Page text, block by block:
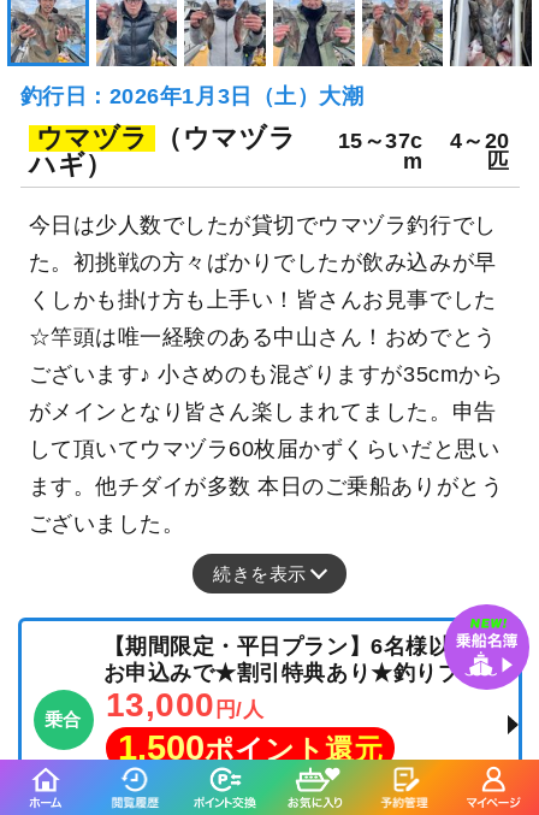
釣行日：2026年1月3日（土）大潮
ウマヅラ
（ウマヅラ
ハギ）
15～37c
m
4～20
匹
今日は少人数でしたが貸切でウマヅラ釣行でし
た。初挑戦の方々ばかりでしたが飲み込みが早
くしかも掛け方も上手い！皆さんお見事でした
☆竿頭は唯一経験のある中山さん！おめでとう
ございます♪ 小さめのも混ざりますが35cmから
がメインとなり皆さん楽しまれてました。申告
して頂いてウマヅラ60枚届かずくらいだと思い
ます。他チダイが多数 本日のご乗船ありがとう
ございました。
続きを表示
乗合
【期間限定・平日プラン】6名様以上の
お申込みで★割引特典あり★釣りプラン
13,000 円/人
1,500ポイント還元
マダイ ハマチ（ブリ）